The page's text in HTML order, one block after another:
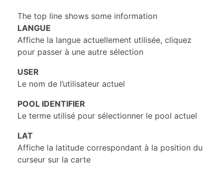
The top line shows some information
LANGUE
Affiche la langue actuellement utilisée, cliquez
pour passer à une autre sélection
USER
Le nom de l’utilisateur actuel
POOL IDENTIFIER
Le terme utilisé pour sélectionner le pool actuel
LAT
Affiche la latitude correspondant à la position du
curseur sur la carte